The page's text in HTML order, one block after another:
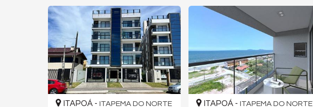
ITAPOÁ - ITAPEMA DO NORTE ITAPOÁ - ITAPEMA DO NORTE